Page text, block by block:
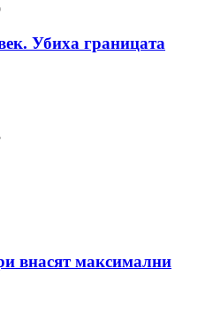
Убиха границата
внасят максимални